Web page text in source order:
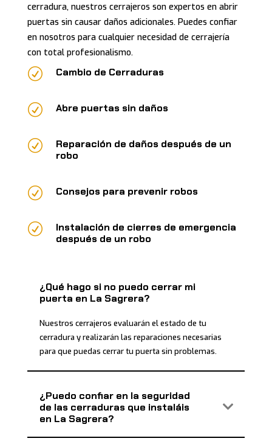
cerradura, nuestros cerrajeros son expertos en abrir
puertas sin causar daños adicionales. Puedes confiar
en nosotros para cualquier necesidad de cerrajería
con total profesionalismo.
R Cambio de Cerraduras
R Abre puertas sin daños
R
Reparación de daños después de un
robo
R Consejos para prevenir robos
R
Instalación de cierres de emergencia
después de un robo
¿Qué hago si no puedo cerrar mi
puerta en La Sagrera?
Nuestros cerrajeros evaluarán el estado de tu
cerradura y realizarán las reparaciones necesarias
para que puedas cerrar tu puerta sin problemas.
¿Puedo confiar en la seguridad
de las cerraduras que instaláis
en La Sagrera?